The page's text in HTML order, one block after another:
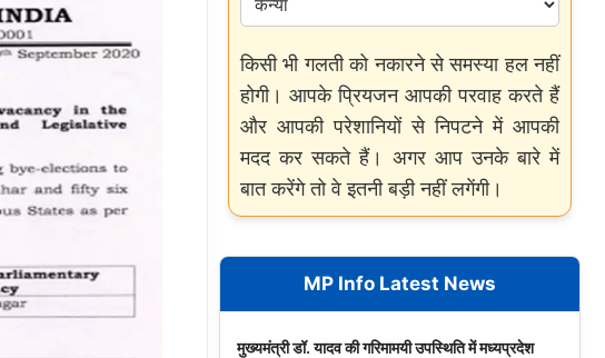
किसी भी गलती को नकारने से समस्या हल नहीं
होगी। आपके प्रियजन आपकी परवाह करते हैं
और आपकी परेशानियों से निपटने में आपकी
मदद कर सकते हैं। अगर आप उनके बारे में
बात करेंगे तो वे इतनी बड़ी नहीं लगेंगी।
MP Info Latest News
मुख्यमंत्री डॉ. यादव की गरिमामयी उपस्थिति में मध्यप्रदेश